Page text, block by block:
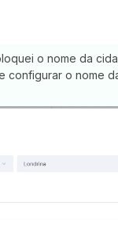
o nome da
configurar o nome